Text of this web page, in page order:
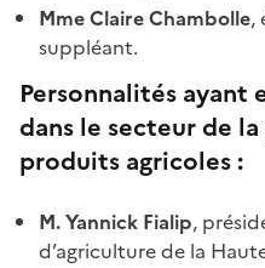
Mme Claire Chambolle,
suppléant.
Personnalités
dans le secteur de
produits agricoles :
M. Yannick Fialip,
d’agriculture de la